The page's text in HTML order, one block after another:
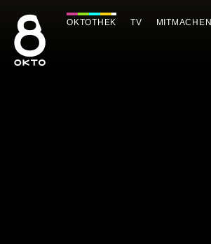
Inhalt
springen
OKTOTHEK TV MITMACHEN